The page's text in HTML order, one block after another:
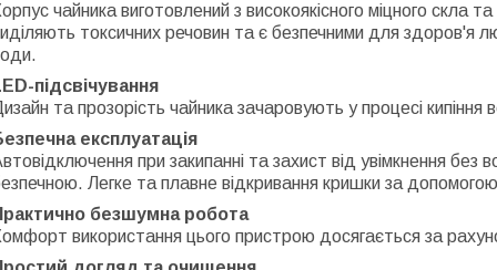
чайника виготовлений з високоякісного міцного скла
токсичних речовин та є безпечними для здоров'я
підсвічування
та прозорість чайника зачаровують у процесі кипіння
експлуатація
при закипанні та захист від увімкнення
Легке та плавне відкривання кришки за
безшумна робота
використання цього пристрою досягається за